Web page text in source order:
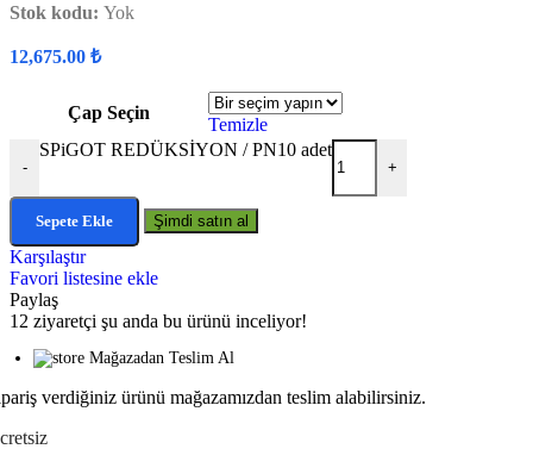
Stok kodu: Yok
12,675.00 ₺
Çap Seçin
Temizle
-
SPiGOT REDÜKSİYON / PN10 adet
+
Sepete Ekle Şimdi satın al
Karşılaştır
Favori listesine ekle
Paylaş
12 ziyaretçi şu anda bu ürünü inceliyor!
Mağazadan Teslim Al
verdiğiniz ürünü mağazamızdan teslim alabilirsiniz.